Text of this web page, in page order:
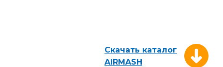
Скачать каталог
AIRMASH